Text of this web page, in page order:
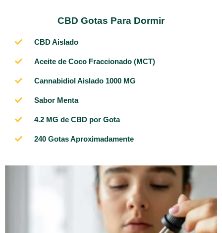
CBD Gotas Para Dormir
CBD Aislado
Aceite de Coco Fraccionado (MCT)
Cannabidiol Aislado 1000 MG
Sabor Menta
4.2 MG de CBD por Gota​
240 Gotas Aproximadamente​